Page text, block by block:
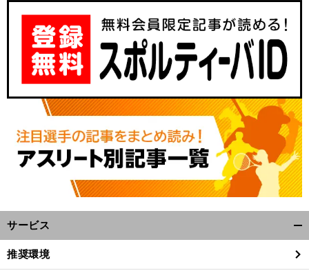
サービス
閉
推奨環境